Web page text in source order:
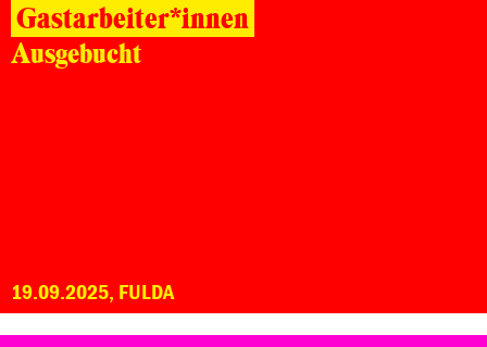
Gastarbeiter*innen
Ausgebucht
19.09.2025, FULDA